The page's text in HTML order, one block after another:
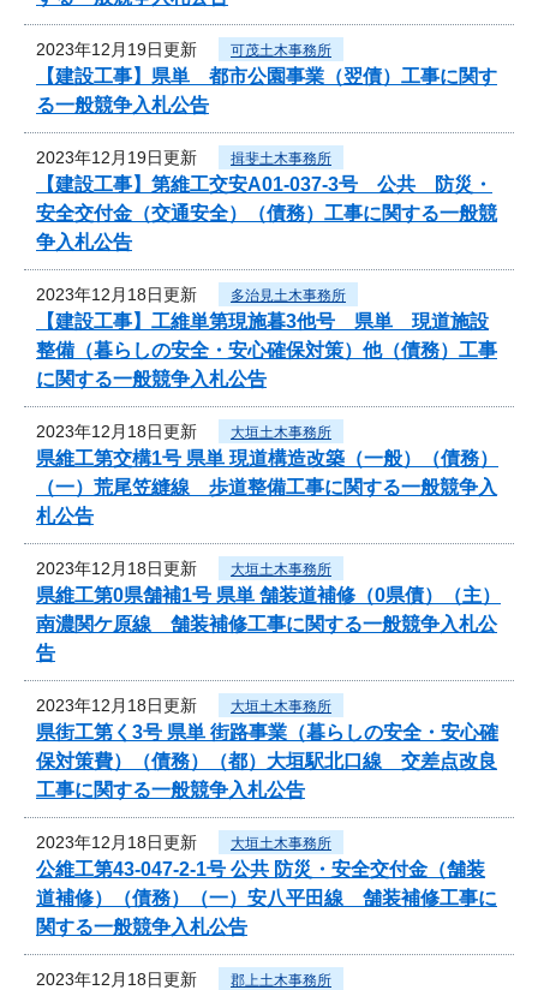
2023年12月19日更新 可茂土木事務所
【建設工事】県単 都市公園事業（翌債）工事に関す
る一般競争入札公告
2023年12月19日更新 揖斐土木事務所
【建設工事】第維工交安A01-037-3号 公共 防災・
安全交付金（交通安全）（債務）工事に関する一般競
争入札公告
2023年12月18日更新 多治見土木事務所
【建設工事】工維単第現施暮3他号 県単 現道施設
整備（暮らしの安全・安心確保対策）他（債務）工事
に関する一般競争入札公告
2023年12月18日更新 大垣土木事務所
県維工第交構1号 県単 現道構造改築（一般）（債務）
（一）荒尾笠縫線 歩道整備工事に関する一般競争入
札公告
2023年12月18日更新 大垣土木事務所
県維工第0県舗補1号 県単 舗装道補修（0県債）（主）
南濃関ケ原線 舗装補修工事に関する一般競争入札公
告
2023年12月18日更新 大垣土木事務所
県街工第く3号 県単 街路事業（暮らしの安全・安心確
保対策費）（債務）（都）大垣駅北口線 交差点改良
工事に関する一般競争入札公告
2023年12月18日更新 大垣土木事務所
公維工第43-047-2-1号 公共 防災・安全交付金（舗装
道補修）（債務）（一）安八平田線 舗装補修工事に
関する一般競争入札公告
2023年12月18日更新 郡上土木事務所